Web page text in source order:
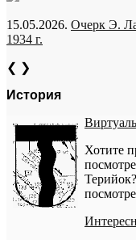
15.05.2026. Очерк Э.
1934 г.
❮ ❯
История
Хотите